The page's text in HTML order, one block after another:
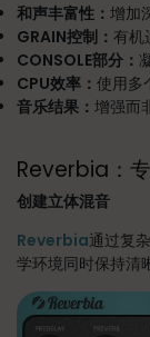
和声丰富性： 增加
GRAIN控制： 有机
CONSOLE部分：
CPU效率： 使用多
音乐结果： 增强而
Reverbia：
创建立体混音
Reverbia通过复
学环境同时保持清